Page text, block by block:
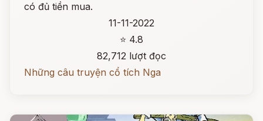
có đủ tiền mua.
11-11-2022
⭐ 4.8
82,712 lượt đọc
Những câu truyện cổ tích Nga